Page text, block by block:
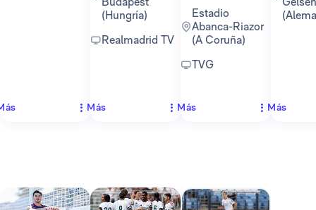
(Hungría)
Realmadrid TV
Más
Estadio
Abanca-Riazor
(A Coruña)
TVG
Más Más